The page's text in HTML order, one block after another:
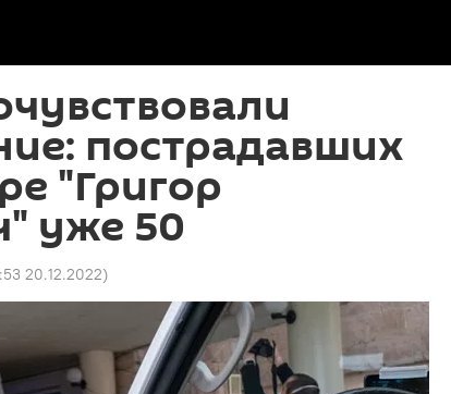
пострадавших
"Григор
уже 50
20.12.2022)